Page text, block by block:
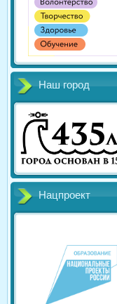
Наш город
Нацпроект